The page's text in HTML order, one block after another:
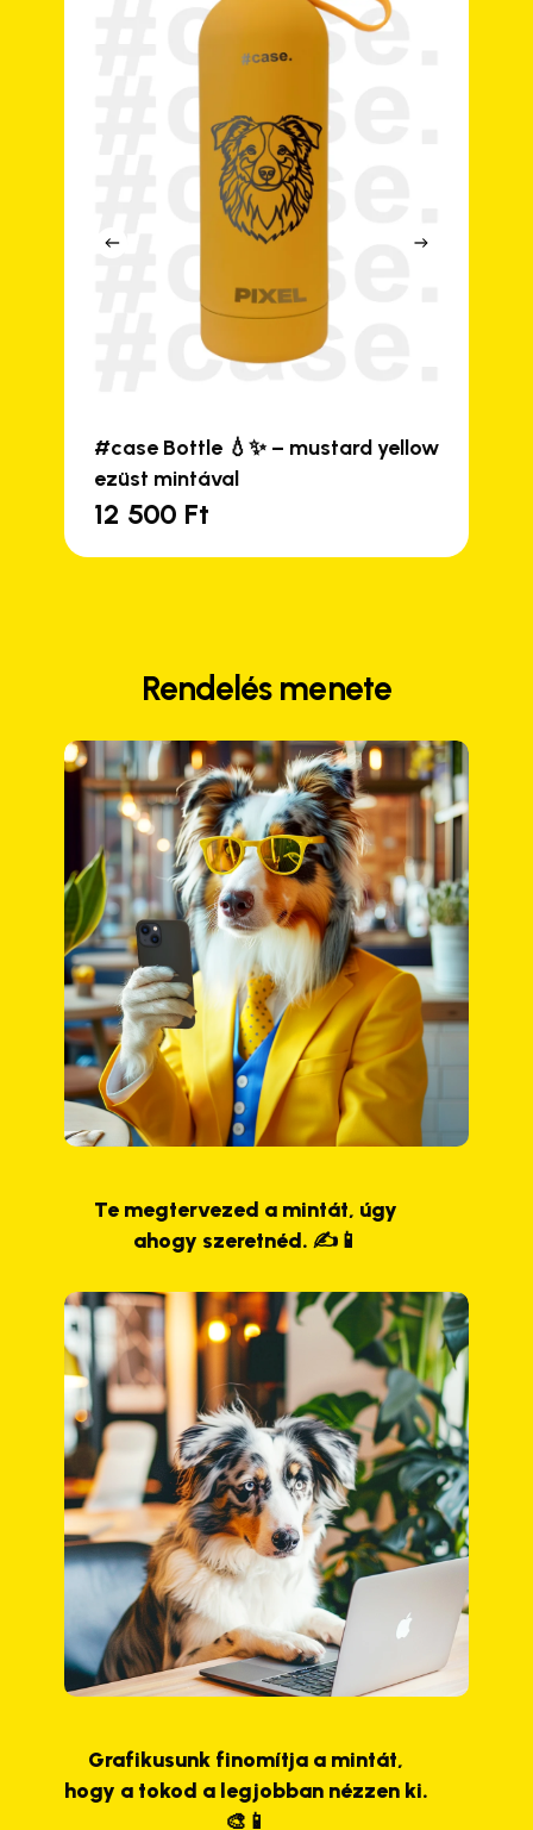
#case Bottle 💧✨ – mustard yellow
ezüst mintával
12 500 Ft
Rendelés menete
Te megtervezed a mintát, úgy
ahogy szeretnéd. ✍️📱
Grafikusunk finomítja a mintát,
hogy a tokod a legjobban nézzen ki.
🎨📱